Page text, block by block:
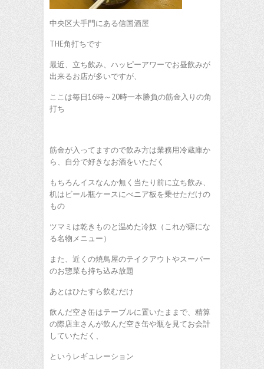
中央区大手門にある信国酒屋
THE角打ちです
最近、立ち飲み、ハッピーアワーでお昼飲みが
出来るお店が多いですが、
ここは毎日16時～20時一本勝負の筋金入りの角
打ち
筋金が入ってますので飲み方は業務用冷蔵庫か
ら、自分で好きなお酒をいただく
もちろんイスなんか無く当たり前に立ち飲み、
机はビール瓶ケースにべニア板を乗せただけの
もの
ツマミは乾きものと温めた冷奴（これが癖にな
る名物メニュー）
また、近くの焼鳥屋のテイクアウトやスーパー
のお惣菜も持ち込み放題
あとはひたすら飲むだけ
飲んだ空き缶はテーブルに置いたままで、精算
の際店主さんが飲んだ空き缶や瓶を見てお会計
していただく、
というレギュレーション